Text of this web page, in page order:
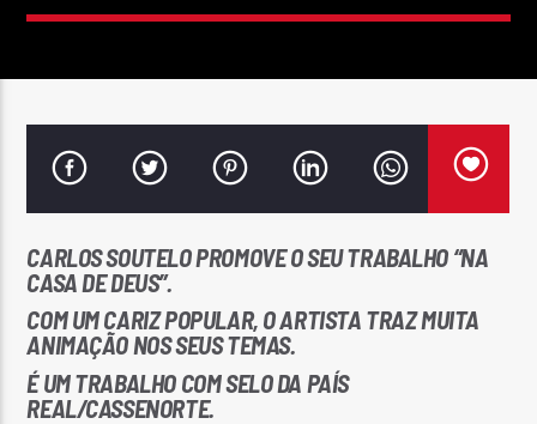
FAIXA ATUAL
ALBATROZ
CARLOS SOUTELO PROMOVE O SEU TRABALHO “NA
CASA DE DEUS”.
COM UM CARIZ POPULAR, O ARTISTA TRAZ MUITA
ANIMAÇÃO NOS SEUS TEMAS.
É UM TRABALHO COM SELO DA PAÍS
REAL/CASSENORTE.